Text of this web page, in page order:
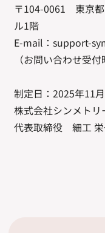
〒104-0061 東京都
ル1階
E-mail：support-
（お問い合わせ受
制定日：2025年11
株式会社シンメトリ
代表取締役 細工